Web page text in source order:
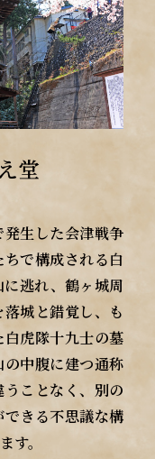
堂
生した会津戦争
で構成される白
逃れ、鶴ヶ城周
城と錯覚し、も
虎隊十九士の墓
中腹に建つ通称
うことなく、別の
きる不思議な構
す。